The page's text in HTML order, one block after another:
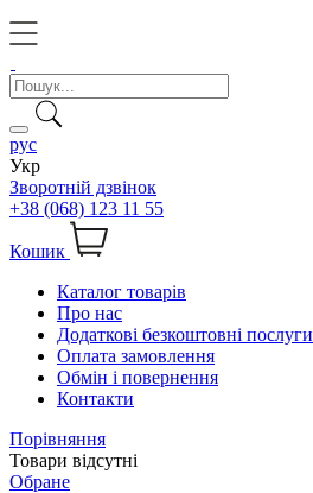
рус
Укр
Зворотній дзвінок
+38 (068) 123 11 55
Кошик
Каталог товарів
Про нас
Додаткові безкоштовні послуги
Оплата замовлення
Обмін і повернення
Контакти
Порівняння
Товари відсутні
Обране